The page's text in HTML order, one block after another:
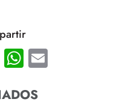
TwitterWhatsApp